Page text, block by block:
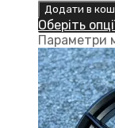
Додати в
Оберіть
Параметри